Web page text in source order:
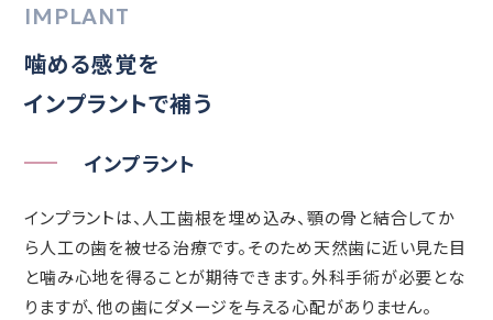
IMPLANT
噛める感覚を
インプラントで補う
インプラント
インプラントは、人工歯根を埋め込み、顎の骨と結合してか
ら人工の歯を被せる治療です。そのため天然歯に近い見た目
と噛み心地を得ることが期待できます。外科手術が必要とな
りますが、他の歯にダメージを与える心配がありません。